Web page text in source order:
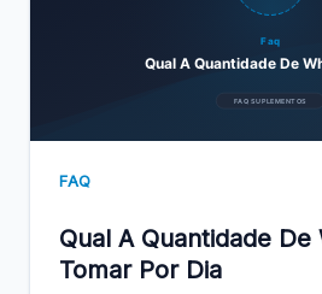
Faq
Qual A Quantidade De
FAQ SUPLEMENTOS
FAQ
Qual A Quantidade
Tomar Por Dia